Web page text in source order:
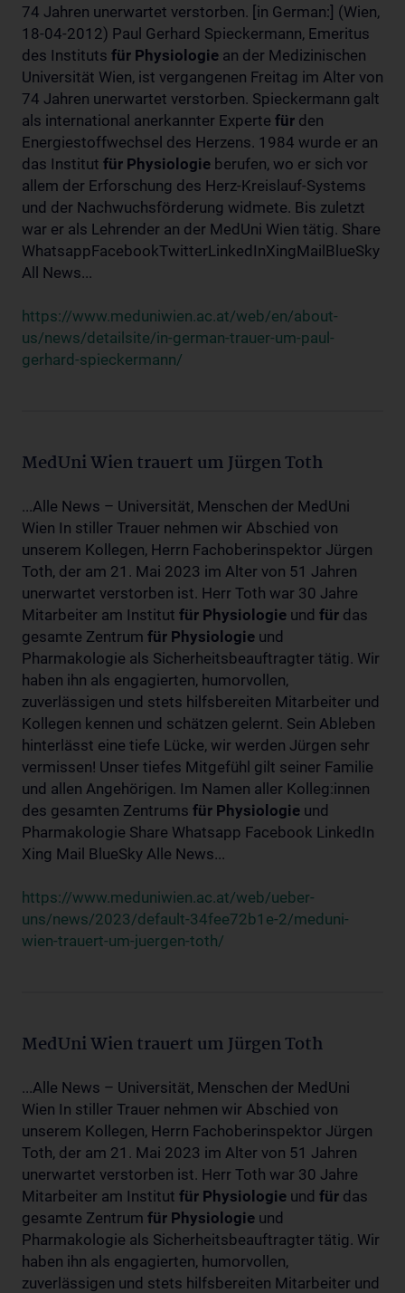
74 Jahren unerwartet verstorben. [in German:] (Wien,
18-04-2012) Paul Gerhard Spieckermann, Emeritus
des Instituts für Physiologie an der Medizinischen
Universität Wien, ist vergangenen Freitag im Alter von
74 Jahren unerwartet verstorben. Spieckermann galt
als international anerkannter Experte für den
Energiestoffwechsel des Herzens. 1984 wurde er an
das Institut für Physiologie berufen, wo er sich vor
allem der Erforschung des Herz-Kreislauf-Systems
und der Nachwuchsförderung widmete. Bis zuletzt
war er als Lehrender an der MedUni Wien tätig. Share
WhatsappFacebookTwitterLinkedInXingMailBlueSky
All News...
https://www.meduniwien.ac.at/web/en/about-
us/news/detailsite/in-german-trauer-um-paul-
gerhard-spieckermann/
MedUni Wien trauert um Jürgen Toth
...Alle News – Universität, Menschen der MedUni
Wien In stiller Trauer nehmen wir Abschied von
unserem Kollegen, Herrn Fachoberinspektor Jürgen
Toth, der am 21. Mai 2023 im Alter von 51 Jahren
unerwartet verstorben ist. Herr Toth war 30 Jahre
Mitarbeiter am Institut für Physiologie und für das
gesamte Zentrum für Physiologie und
Pharmakologie als Sicherheitsbeauftragter tätig. Wir
haben ihn als engagierten, humorvollen,
zuverlässigen und stets hilfsbereiten Mitarbeiter und
Kollegen kennen und schätzen gelernt. Sein Ableben
hinterlässt eine tiefe Lücke, wir werden Jürgen sehr
vermissen! Unser tiefes Mitgefühl gilt seiner Familie
und allen Angehörigen. Im Namen aller Kolleg:innen
des gesamten Zentrums für Physiologie und
Pharmakologie Share Whatsapp Facebook LinkedIn
Xing Mail BlueSky Alle News...
https://www.meduniwien.ac.at/web/ueber-
uns/news/2023/default-34fee72b1e-2/meduni-
wien-trauert-um-juergen-toth/
MedUni Wien trauert um Jürgen Toth
...Alle News – Universität, Menschen der MedUni
Wien In stiller Trauer nehmen wir Abschied von
unserem Kollegen, Herrn Fachoberinspektor Jürgen
Toth, der am 21. Mai 2023 im Alter von 51 Jahren
unerwartet verstorben ist. Herr Toth war 30 Jahre
Mitarbeiter am Institut für Physiologie und für das
gesamte Zentrum für Physiologie und
Pharmakologie als Sicherheitsbeauftragter tätig. Wir
haben ihn als engagierten, humorvollen,
zuverlässigen und stets hilfsbereiten Mitarbeiter und